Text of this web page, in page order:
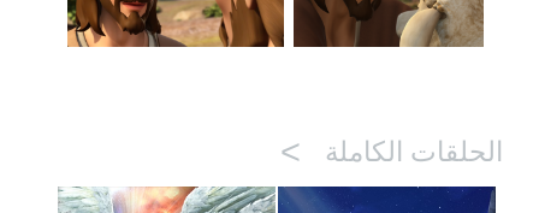
الحلقات الكاملة >